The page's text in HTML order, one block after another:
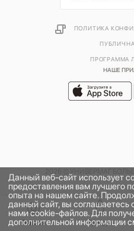
В
НАШЕ
ПОЛИТИКА
ПРОГРАММА
Данный веб-сайт использует
предоставления вам лучшего
опыта на нашем сайте.
данный сайт, вы соглашаетесь
нами cookie-файлов. Для
дополнительной информации
Главная Бренды